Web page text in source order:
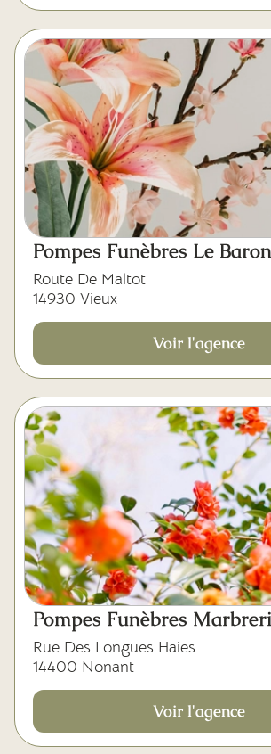
Pompes Funèbres Le Baron
Route De Maltot
14930 Vieux
Voir l'agence
Pompes Funèbres
Rue Des Longues Haies
14400 Nonant
Voir l'agence